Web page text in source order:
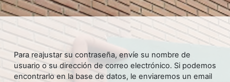
Salta al contenido principal
Para reajustar su contraseña, envíe su nombre de
usuario o su dirección de correo electrónico. Si podemos
encontrarlo en la base de datos, le enviaremos un email